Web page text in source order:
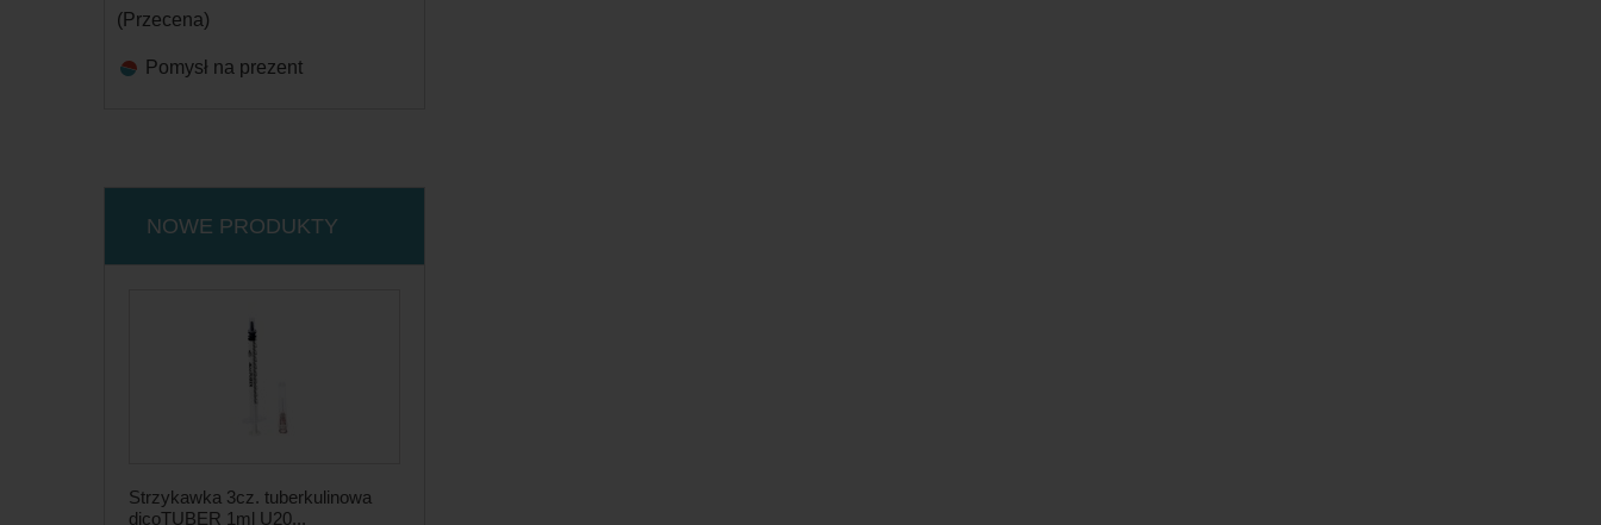
(Przecena)
Pomysł na prezent
NOWE PRODUKTY
Strzykawka 3cz. tuberkulinowa
dicoTUBER 1ml U20...